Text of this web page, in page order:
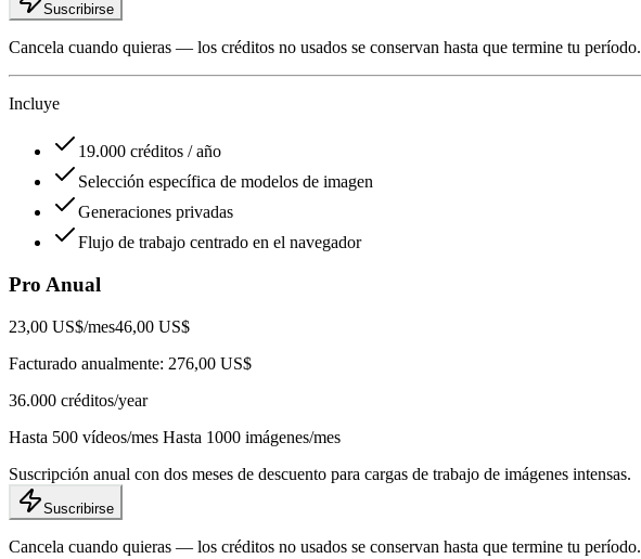
Suscribirse
Cancela cuando quieras — los créditos no usados se conservan hasta que termine tu período.
Incluye
19.000 créditos / año
Selección específica de modelos de imagen
Generaciones privadas
Flujo de trabajo centrado en el navegador
Pro Anual
23,00 US$/mes46,00 US$
Facturado anualmente: 276,00 US$
36.000 créditos/year
Hasta 500 vídeos/mes Hasta 1000 imágenes/mes
Suscripción anual con dos meses de descuento para cargas de trabajo de imágenes intensas.
Suscribirse
Cancela cuando quieras — los créditos no usados se conservan hasta que termine tu período.